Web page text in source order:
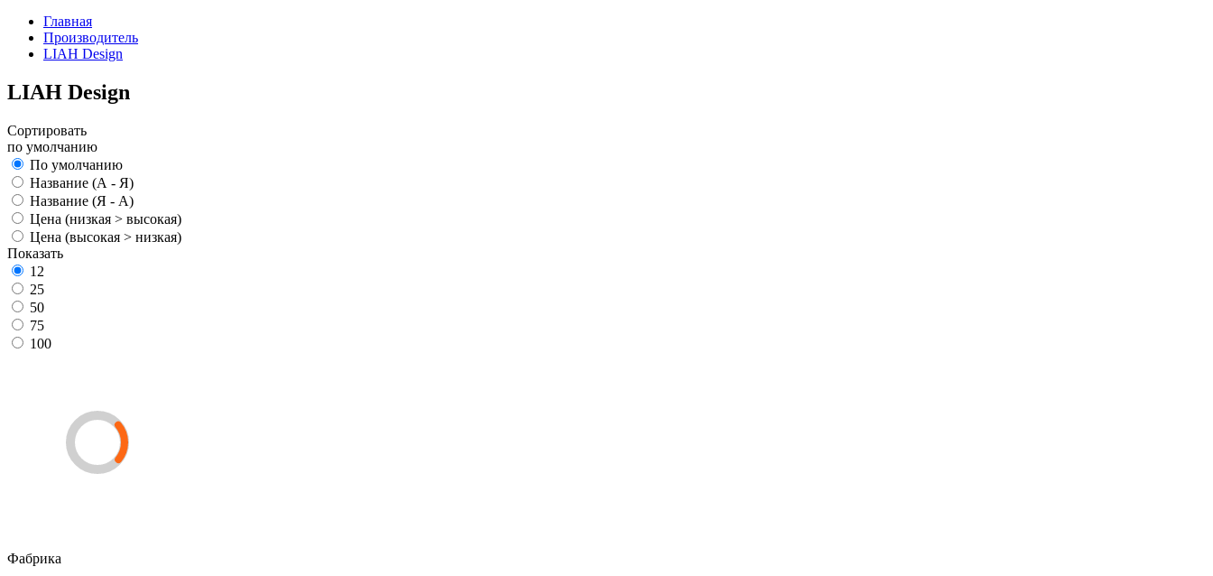
Главная
Производитель
LIAH Design
LIAH Design
Сортировать
по умолчанию
По умолчанию
Название (А - Я)
Название (Я - А)
Цена (низкая > высокая)
Цена (высокая > низкая)
Показать
12
25
50
75
100
Фабрика